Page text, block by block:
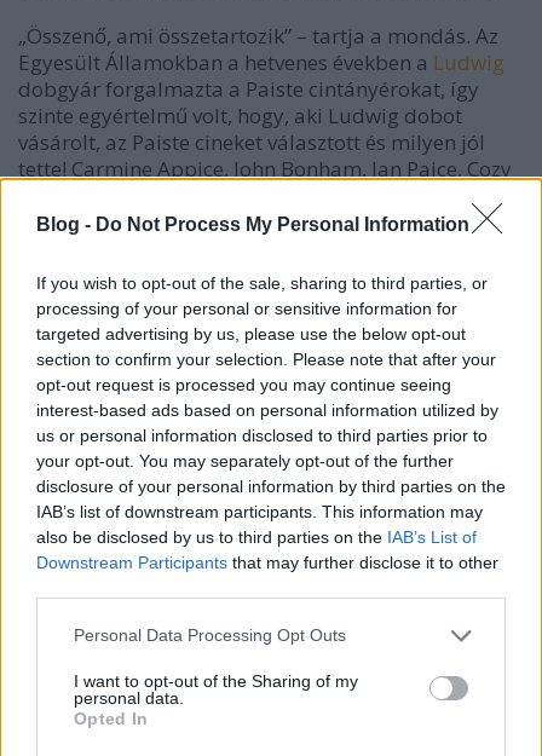
Blog - Do Not Process My Personal Information
If you wish to opt-out of the sale, sharing to third parties, or
processing of your personal or sensitive information for
targeted advertising by us, please use the below opt-out
section to confirm your selection. Please note that after your
opt-out request is processed you may continue seeing
interest-based ads based on personal information utilized by
us or personal information disclosed to third parties prior to
your opt-out. You may separately opt-out of the further
disclosure of your personal information by third parties on the
IAB’s list of downstream participants. This information may
also be disclosed by us to third parties on the IAB’s List of
Downstream Participants that may further disclose it to other
Please note that this website/app uses one or more Google
not limited to your visit or usage behaviour. You may click to
grant or deny consent to Google and its third-party tags to
use your data for below specified purposes in below Google
Personal Data Processing Opt Outs
I want to opt-out of the Sharing of my
personal data.
Opted In
„Összenő, ami összetartozik” – tartja a mondás. Az
Egyesült Államokban a hetvenes években a Ludwig
dobgyár forgalmazta a Paiste cintányérokat, így
szinte egyértelmű volt, hogy, aki Ludwig dobot
vásárolt, az Paiste cineket választott és milyen jól
tette! Carmine Appice, John Bonham, Ian Paice, Cozy
magyar dobosok is hozzáférhettek a svájci
Sport-, Hangszer-és Játékáru Nagykereskedelmi
Vállalat munkatársaival.